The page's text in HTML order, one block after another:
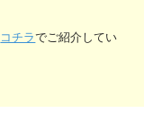
コチラでご紹介してい